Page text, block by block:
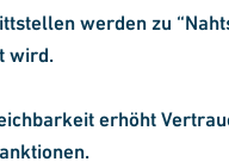
werden zu
wird.
erhöht